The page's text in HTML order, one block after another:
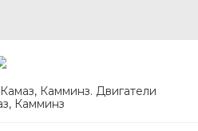
Камминз. Двигатели
Камминз